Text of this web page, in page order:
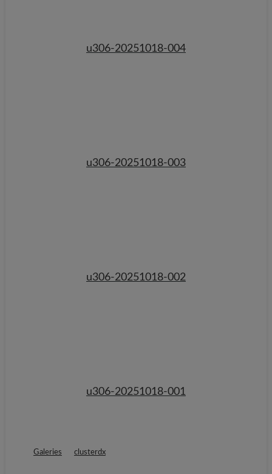
u306-20251018-004
u306-20251018-003
u306-20251018-002
u306-20251018-001
Galeries clusterdx